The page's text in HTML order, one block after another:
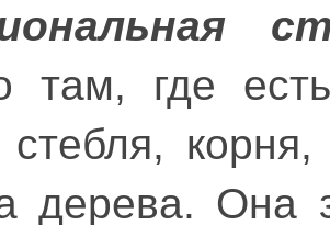
там, где
стебля,
дерева. Она